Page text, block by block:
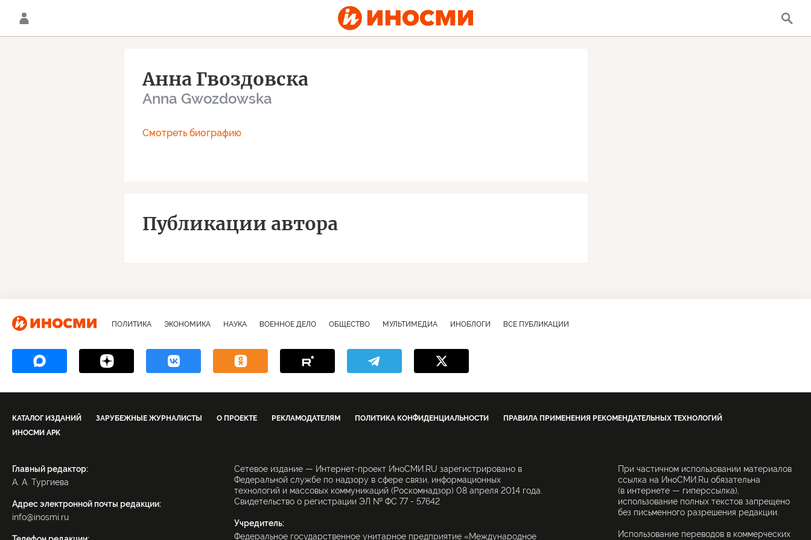
Анна Гвоздовска
Anna Gwozdowska
Смотреть биографию
Публикации автора
ПОЛИТИКА ЭКОНОМИКА НАУКА ВОЕННОЕ ДЕЛО ОБЩЕСТВО МУЛЬТИМЕДИА ИНОБЛОГИ ВСЕ ПУБЛИКАЦИИ
КАТАЛОГ ИЗДАНИЙ ЗАРУБЕЖНЫЕ ЖУРНАЛИСТЫ О ПРОЕКТЕ РЕКЛАМОДАТЕЛЯМ ПОЛИТИКА КОНФИДЕНЦИАЛЬНОСТИ
ПРАВИЛА ПРИМЕНЕНИЯ РЕКОМЕНДАТЕЛЬНЫХ ТЕХНОЛОГИЙ
ИНОСМИ APK
Главный редактор:
А. А. Тургиева
Адрес электронной почты редакции:
info@inosmi.ru
Сетевое издание — Интернет-проект ИноСМИ.RU зарегистрировано в
Федеральной службе по надзору в сфере связи, информационных
технологий и массовых коммуникаций (Роскомнадзор) 08 апреля 2014 года.
Свидетельство о регистрации ЭЛ № ФС 77 - 57642
Учредитель:
Федеральное государственное унитарное предприятие «Международное
При частичном использовании материалов
ссылка на ИноСМИ.Ru обязательна
(в интернете — гиперссылка),
использование полных текстов запрещено
без письменного разрешения редакции.
Использование переводов в коммерческих